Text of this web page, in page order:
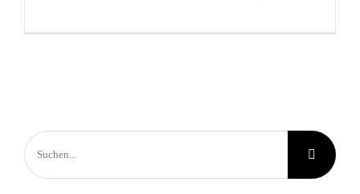
Suche
nach: